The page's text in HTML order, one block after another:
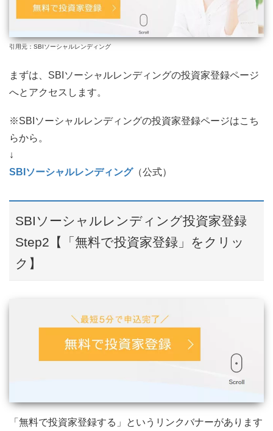
引用元：SBIソーシャルレンディング
まずは、SBIソーシャルレンディングの投資家登録ページ
へとアクセスします。
※SBIソーシャルレンディングの投資家登録ページはこち
らから。
↓
SBIソーシャルレンディング（公式）
SBIソーシャルレンディング投資家登録
Step2【「無料で投資家登録」をクリッ
ク】
「無料で投資家登録する」というリンクバナーがあります